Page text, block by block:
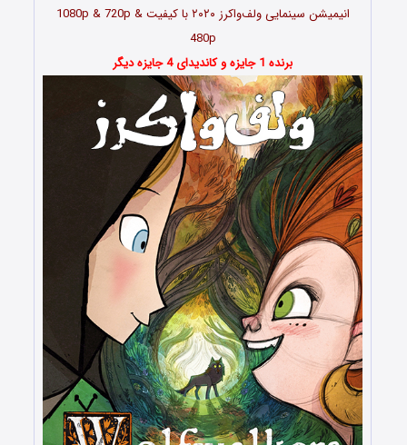
انیمیشن سینمایی ولف‌واکرز ۲۰۲۰
با کیفیت 1080p & 720p &
480p
برنده 1 جایزه و کاندیدای 4 جایزه دیگر